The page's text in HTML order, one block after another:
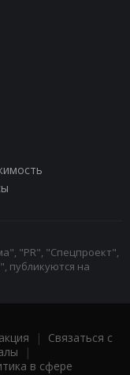
"PR", "Спецпроект",
публикуются на
| Связаться с
|
в сфере